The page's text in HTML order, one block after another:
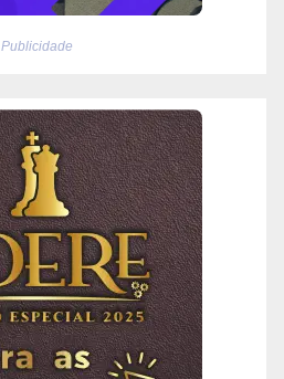
Publicidade